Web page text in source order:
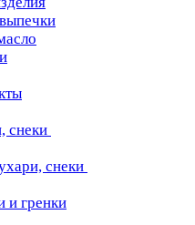
снеки
снеки
и гренки